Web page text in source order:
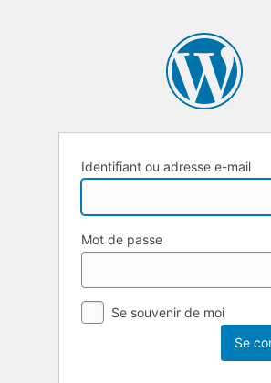
Identifiant ou adresse e-mail
Mot de passe
Se souvenir de moi